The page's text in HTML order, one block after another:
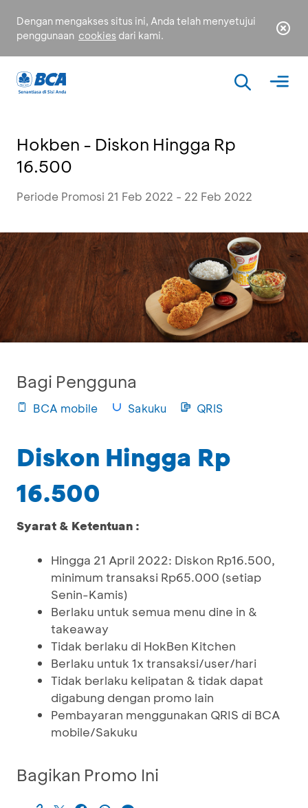
Dengan mengakses situs ini, Anda telah menyetujui
penggunaan cookies dari kami.
Hokben - Diskon Hingga Rp
16.500
Periode Promosi 21 Feb 2022 - 22 Feb 2022
Bagi Pengguna
BCA mobile Sakuku QRIS
Diskon Hingga Rp
16.500
Syarat & Ketentuan :
Hingga 21 April 2022: Diskon Rp16.500,
minimum transaksi Rp65.000 (setiap
Senin-Kamis)
Berlaku untuk semua menu dine in &
takeaway
Tidak berlaku di HokBen Kitchen
Berlaku untuk 1x transaksi/user/hari
Tidak berlaku kelipatan & tidak dapat
digabung dengan promo lain
Pembayaran menggunakan QRIS di BCA
mobile/Sakuku
Bagikan Promo Ini